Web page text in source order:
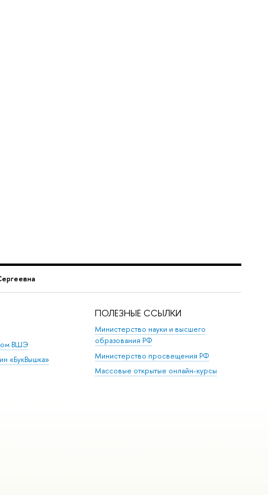
ВШЭ
«БукВышка»
ПОЛЕЗНЫЕ ССЫЛКИ
Министерство науки и высшего
образования РФ
Министерство просвещения РФ
Массовые открытые онлайн-курсы